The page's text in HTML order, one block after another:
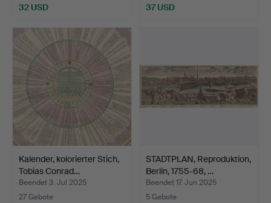
32 USD 37 USD
Kalender, kolorierter Stich,
Tobias Conrad…
Beendet 3. Jul 2025
27 Gebote
STADTPLAN, Reproduktion,
Berlin, 1755-68, …
Beendet 17. Jun 2025
5 Gebote